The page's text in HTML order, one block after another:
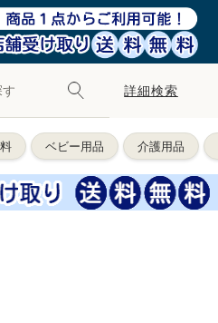
詳細検索
ベビー用品 介護用品